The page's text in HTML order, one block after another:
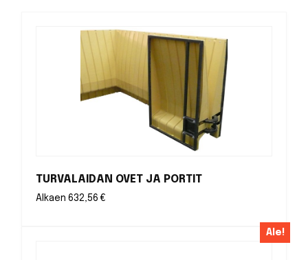
TURVALAIDAN OVET JA PORTIT
Alkaen632,56€
Ale!